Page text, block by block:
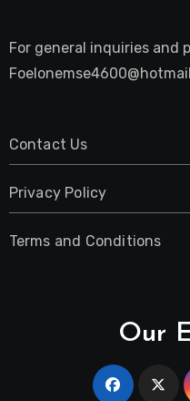
For general inquiries and
Contact Us
Privacy Policy
Terms and Conditions
Our